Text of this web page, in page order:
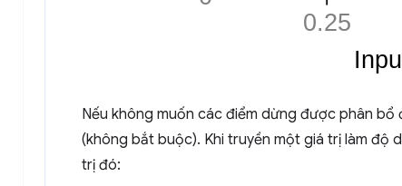
Nếu không muốn các điểm dừng được phân bổ
(không bắt buộc). Khi truyền một giá trị làm độ
trị đó: